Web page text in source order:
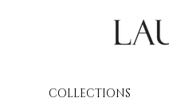
COLLECTIONS